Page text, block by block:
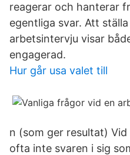
reagerar och hanterar
egentliga svar. Att
arbetsintervju visar
engagerad.
Hur går usa valet till
n (som ger resultat)
ofta inte svaren i sig